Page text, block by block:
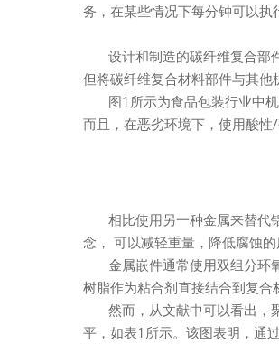
务，在某些情况下每分钟可以执
设计和制造的碳纤维复合部件
但将碳纤维复合材料部件与其他
图1所示为食品包装行业中机
而且，在恶劣环境下，使用酸性
相比使用另一种金属来替代
念， 可以减轻重量，降低腐蚀
金属嵌件通常使用双组分环
树脂作为粘合剂直接结合到复合
然而，从文献中可以看出，
平，如表1所示。该图表明，通